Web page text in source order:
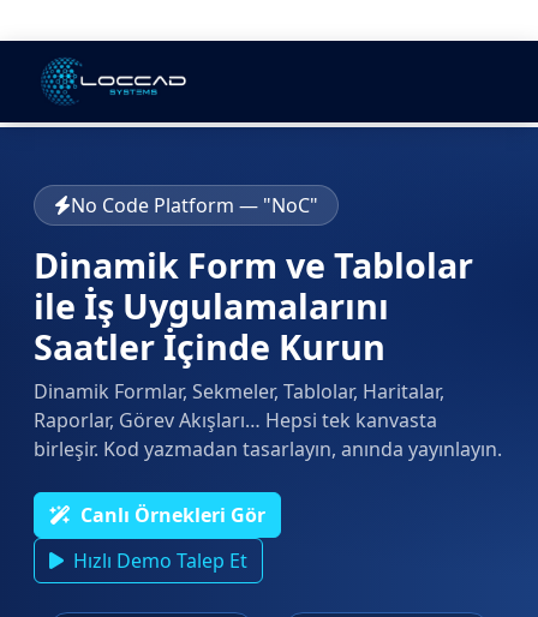
No Code Platform — "NoC"
Dinamik Form ve Tablolar
ile İş Uygulamalarını
Saatler İçinde Kurun
Dinamik Formlar, Sekmeler, Tablolar, Haritalar,
Raporlar, Görev Akışları… Hepsi tek kanvasta
birleşir. Kod yazmadan tasarlayın, anında yayınlayın.
Canlı Örnekleri Gör
Hızlı Demo Talep Et